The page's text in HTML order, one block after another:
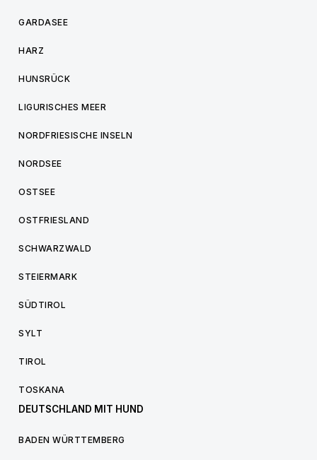
GARDASEE
HARZ
HUNSRÜCK
LIGURISCHES MEER
NORDFRIESISCHE INSELN
NORDSEE
OSTSEE
OSTFRIESLAND
SCHWARZWALD
STEIERMARK
SÜDTIROL
SYLT
TIROL
TOSKANA
DEUTSCHLAND MIT HUND
BADEN WÜRTTEMBERG